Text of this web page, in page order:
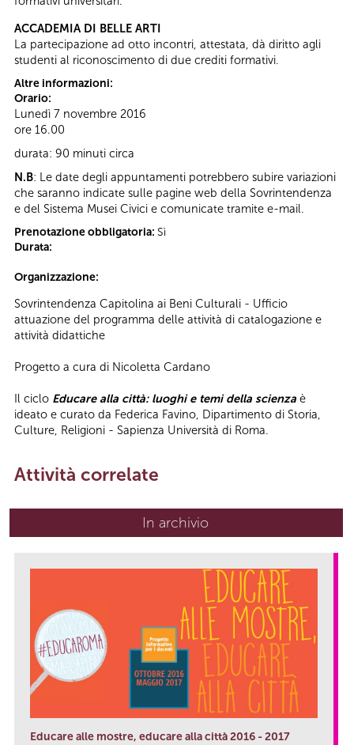
ACCADEMIA DI BELLE ARTI
La partecipazione ad otto incontri, attestata, dà diritto agli
studenti al riconoscimento di due crediti formativi.
Altre informazioni:
Orario:
Lunedì 7 novembre 2016
ore 16.00
durata: 90 minuti circa
N.B: Le date degli appuntamenti potrebbero subire variazioni
che saranno indicate sulle pagine web della Sovrintendenza
e del Sistema Musei Civici e comunicate tramite e-mail.
Prenotazione obbligatoria: Sì
Durata:
Organizzazione:
Sovrintendenza Capitolina ai Beni Culturali - Ufficio
attuazione del programma delle attività di catalogazione e
attività didattiche
Progetto a cura di Nicoletta Cardano
Il ciclo Educare alla città: luoghi e temi della scienza è
ideato e curato da Federica Favino, Dipartimento di Storia,
Culture, Religioni - Sapienza Università di Roma.
Attività correlate
In archivio
Educare alle mostre, educare alla città 2016 - 2017